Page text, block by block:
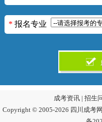
* 报名专业
成考资讯| 招生
Copyright © 2005-2026 四川成考网